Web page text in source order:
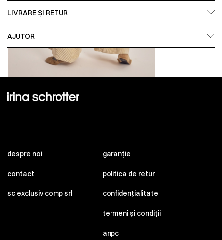
LIVRARE ȘI RETUR
AJUTOR
despre noi
contact
sc exclusiv comp srl
garanție
politica de retur
confidențialitate
termeni și condiții
anpc